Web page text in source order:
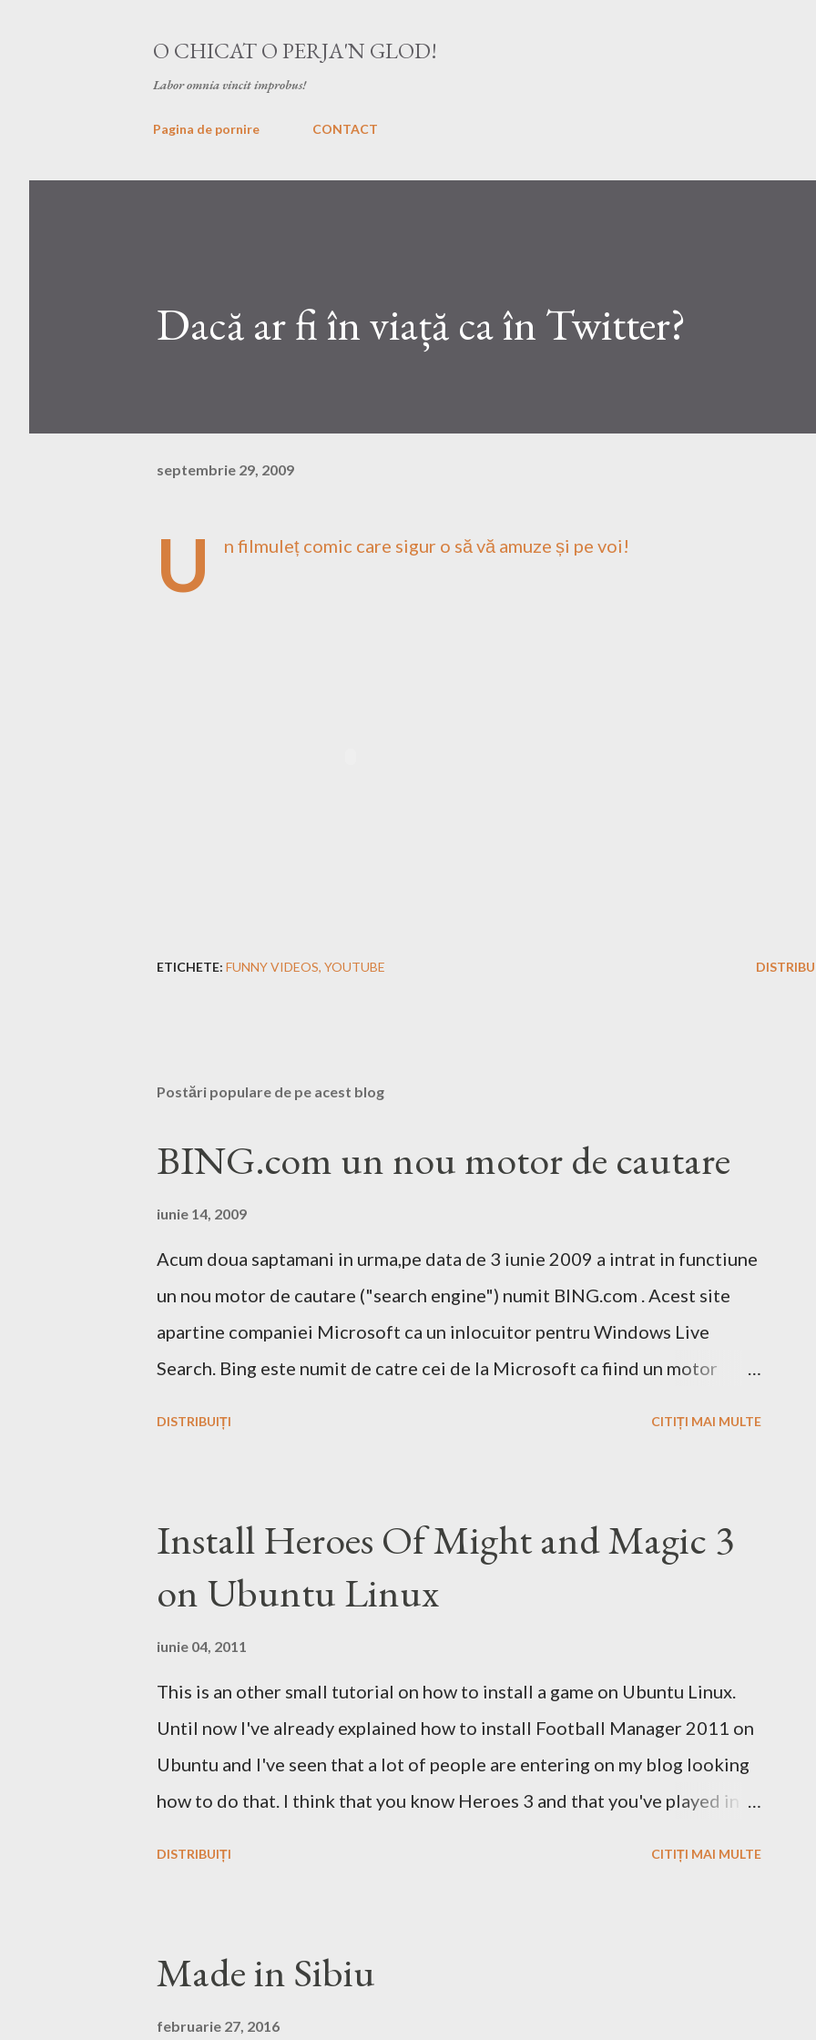
O CHICAT O PERJA'N GLOD!
Labor omnia vincit improbus!
Pagina de pornire CONTACT
Dacă ar fi în viață ca în Twitter?
septembrie 29, 2009
U n filmuleț comic care sigur o să vă amuze și pe voi!
ETICHETE: FUNNY VIDEOS YOUTUBE
Postări populare de pe acest blog
BING.com un nou motor de cautare
iunie 14, 2009
Acum doua saptamani in urma,pe data de 3 iunie 2009 a intrat in functiune
un nou motor de cautare ("search engine") numit BING.com . Acest site
apartine companiei Microsoft ca un inlocuitor pentru Windows Live
Search. Bing este numit de catre cei de la Microsoft ca fiind un motor
Ramane la decizia voastra ce motor de cautare sa folositi!
DISTRIBUIȚI CITIȚI MAI MULTE
Install Heroes Of Might and Magic 3
on Ubuntu Linux
iunie 04, 2011
This is an other small tutorial on how to install a game on Ubuntu Linux.
Until now I've already explained how to install Football Manager 2011 on
Ubuntu and I've seen that a lot of people are entering on my blog looking
how to do that. I think that you know Heroes 3 and that you've played in
you'll find a site from which to download the game files ;). Installation
After downloading the game you have to install it. If the *.iso file is
DISTRIBUIȚI CITIȚI MAI MULTE
Made in Sibiu
februarie 27, 2016